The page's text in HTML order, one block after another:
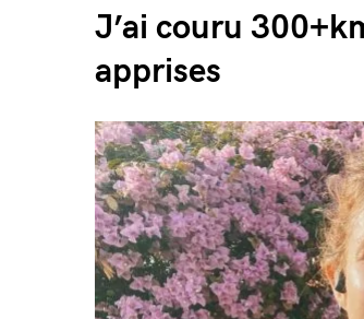
J’ai couru
apprises